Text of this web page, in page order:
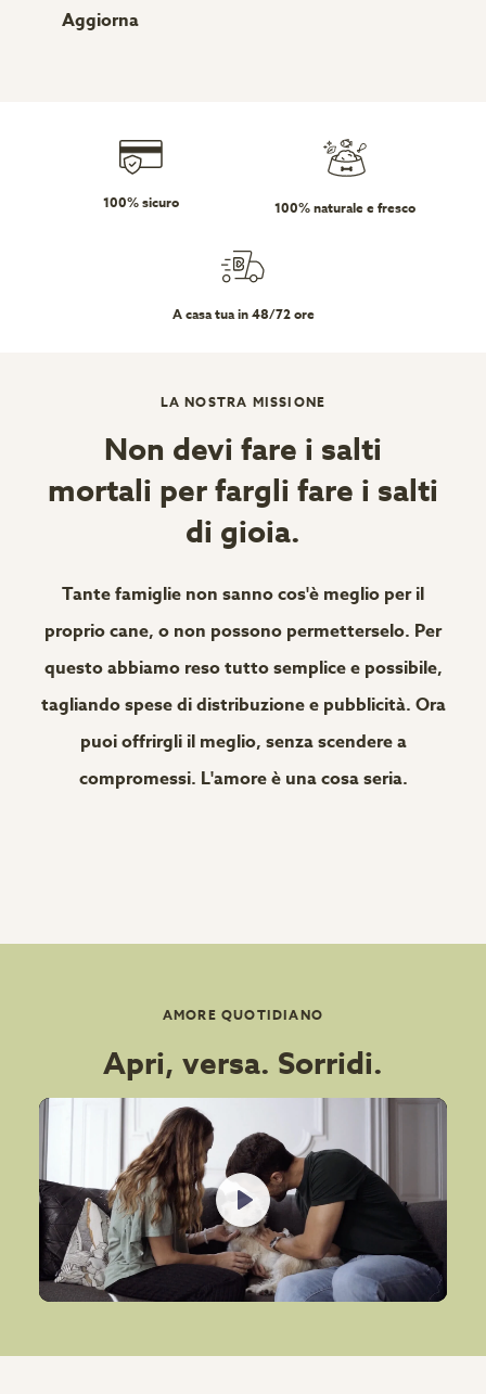
Aggiorna
100% sicuro 100% naturale e fresco
A casa tua in 48/72 ore
LA NOSTRA MISSIONE
Non devi fare i salti
mortali per fargli fare i salti
di gioia.
Tante famiglie non sanno cos'è meglio per il
proprio cane, o non possono permetterselo. Per
questo abbiamo reso tutto semplice e possibile,
tagliando spese di distribuzione e pubblicità. Ora
puoi offrirgli il meglio, senza scendere a
compromessi. L'amore è una cosa seria.
AMORE QUOTIDIANO
Apri, versa. Sorridi.
Play